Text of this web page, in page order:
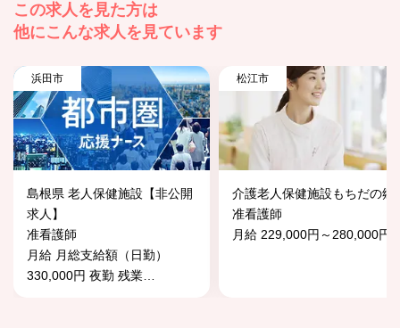
この求人を見た方は
他にこんな求人を見ています
浜田市
島根県 老人保健施設【非公開
求人】
准看護師
月給 月総支給額（日勤）
330,000円 夜勤 残業
松江市
介護老人保健施設もちだの郷
准看護師
月給 229,000円～280,000円